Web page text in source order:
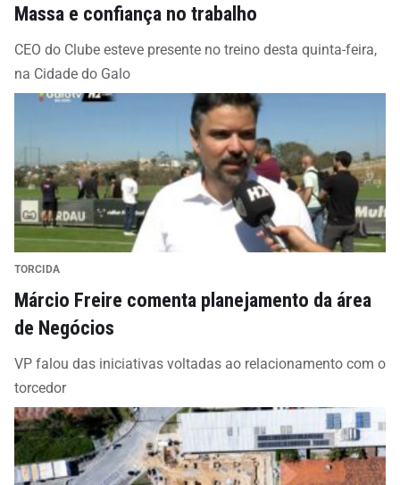
Massa e confiança no trabalho
CEO do Clube esteve presente no treino desta quinta-feira,
na Cidade do Galo
TORCIDA
Márcio Freire comenta planejamento da área
de Negócios
VP falou das iniciativas voltadas ao relacionamento com o
torcedor